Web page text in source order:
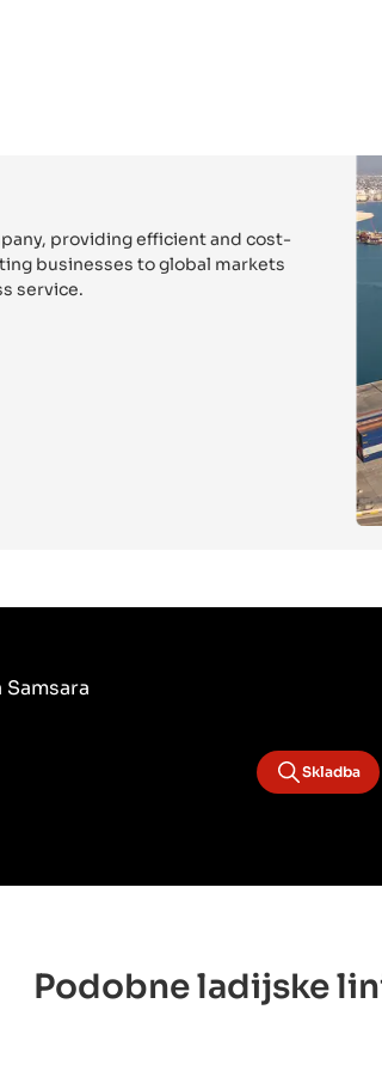
providing efficient and cost-
businesses to global markets
service.
Skladba
Podobne ladijske